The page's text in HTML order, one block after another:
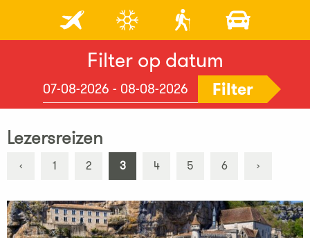
Filter op datum
Filter
Lezersreizen
‹ 1 2 3 4 5 6 ›